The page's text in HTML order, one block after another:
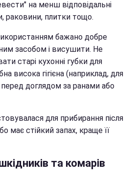
на менш відповідальні
раковини, плитки тощо.
бажано добре
засобом і висушити. Не
старі кухонні губки для
висока гігієна (наприклад, для
доглядом за ранами або
для прибирання після
має стійкий запах, краще її
та комарів